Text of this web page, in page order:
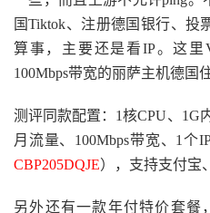
国Tiktok、注册德国银行、投
算事，主要还是看IP。这
100Mbps带宽的丽萨主机德国
测评同款配置：1核CPU、1G
月流量、100Mbps带宽、1个
CBP205DQJE），支持支付宝
另外还有一款年付特价套餐